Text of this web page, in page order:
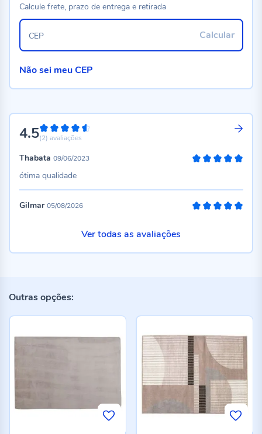
4.590%
(2) avaliações
Thabata 09/06/2023
ótima qualidade
Gilmar 05/08/2026
Ver todas as avaliações
Calcule frete, prazo de entrega e retirada
Calcular
CEP
Não sei meu CEP
Outras opções: